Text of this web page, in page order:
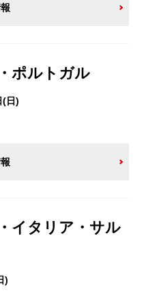
ポルトガル
(日)
イタリア・サル
)